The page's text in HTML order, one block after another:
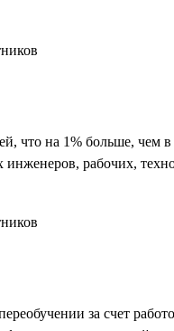
что на 1% больше, чем
рабочих,
за счет